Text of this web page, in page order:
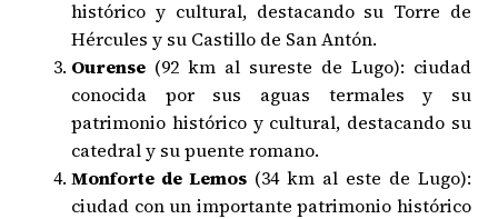
histórico y cultural, destacando su Torre de
Hércules y su Castillo de San Antón.
Ourense (92 km al sureste de Lugo): ciudad
conocida por sus aguas termales y su
patrimonio histórico y cultural, destacando su
catedral y su puente romano.
Monforte de Lemos (34 km al este de Lugo):
ciudad con un importante patrimonio histórico